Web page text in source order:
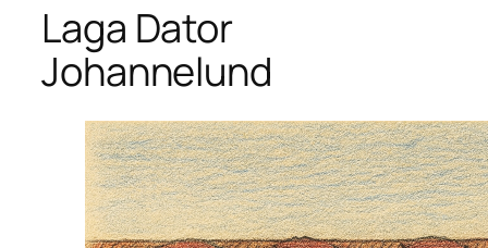
Laga Dator
Johannelund